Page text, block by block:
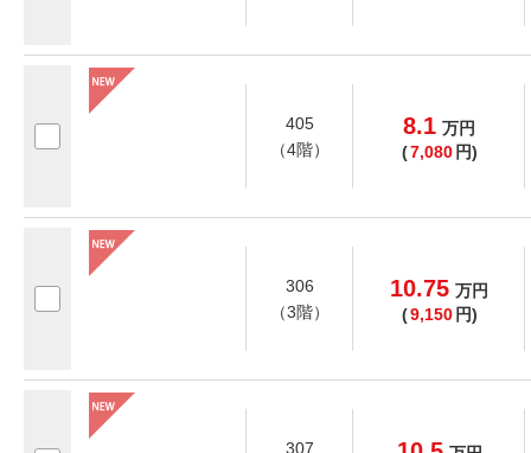
405
（4階）
8.1 万円
(7,080 円)
306
（3階）
10.75 万円
(9,150 円)
307